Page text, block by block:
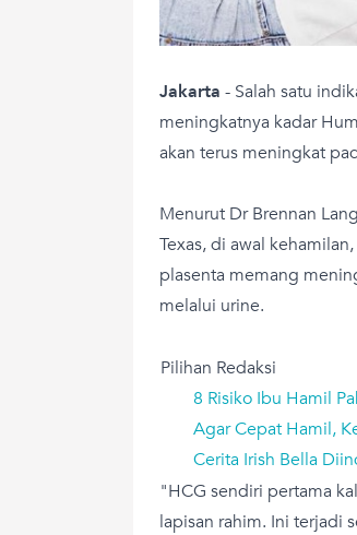
Jakarta - Salah satu
meningkatnya kadar
akan terus meningkat
Menurut Dr Brennan
Texas, di awal
plasenta memang
melalui urine.
Pilihan Redaksi
8 Risiko Ibu Hamil
Agar Cepat Hamil,
Cerita Irish Bella
"HCG sendiri pertama
lapisan rahim. Ini terjadi